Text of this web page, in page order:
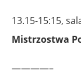
13.15-15:15,
Mistrzostwa
————–